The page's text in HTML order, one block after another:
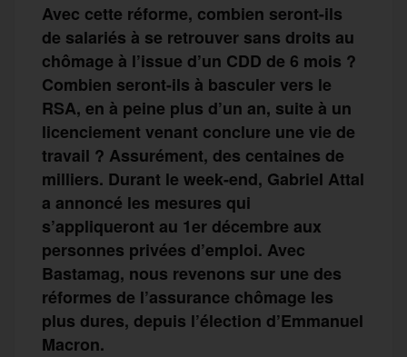
Avec cette réforme, combien seront-ils
de salariés à se retrouver sans droits au
chômage à l’issue d’un CDD de 6 mois ?
Combien seront-ils à basculer vers le
RSA, en à peine plus d’un an, suite à un
licenciement venant conclure une vie de
travail ? Assurément, des centaines de
milliers. Durant le week-end, Gabriel Attal
a annoncé les mesures qui
s’appliqueront au 1er décembre aux
personnes privées d’emploi. Avec
Bastamag, nous revenons sur une des
réformes de l’assurance chômage les
plus dures, depuis l’élection d’Emmanuel
Macron.